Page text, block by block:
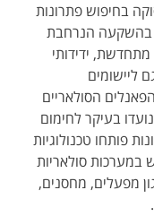
בחיפוש פתרונות
בהשקעה הנרחבת
מתחדשת, ידידותי
ליישומים
הסולאריים
בעיקר לחימום
פותחו טכנולוגיות
במערכות סולאריות
מפעלים, מחסנים,